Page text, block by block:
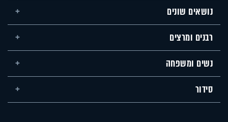
נושאים שונים
רבנים ומרצים
נשים ומשפחה
סידור